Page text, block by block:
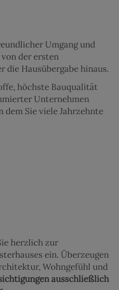
Umgang und
der ersten
die Hausübergabe hinaus.
höchste Bauqualität
Unternehmen
dem Sie viele Jahrzehnte
herzlich zur
ein. Überzeugen
Wohngefühl und
ausschließlich